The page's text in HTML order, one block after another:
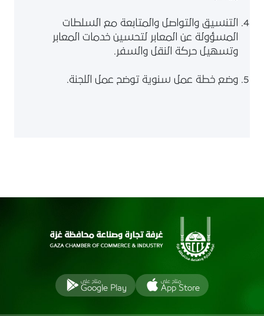
التنسيق والتواصل والمتابعة مع السلطات
المسؤولة عن المعابر لتحسين خدمات المعابر
وتسهيل حركة النقل والسفر.
وضع خطة عمل سنوية توضح عمل اللجنة.
متاح على
App Store
متاح على
Google Play